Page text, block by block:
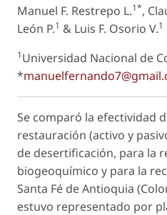
Manuel F. Restrepo L.1*,
León P.1 & Luis F. Osorio V.1
1Universidad Nacional de
*
Se comparó la efectividad
restauración (activo y
de desertificación, para la
biogeoquímico y para la
Santa Fé de Antioquia
estuvo representado por